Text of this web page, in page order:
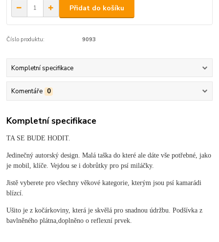
Přidat do košíku
Číslo produktu: 9093
Kompletní specifikace
Komentáře 0
Kompletní specifikace
TA SE BUDE HODIT.
Jedinečný autorský design. Malá taška do které ale dáte vše potřebné, jako
je mobil, klíče. Vejdou se i dobrůtky pro psí miláčky.
Jistě vyberete pro všechny věkové kategorie, kterým jsou psí kamarádi
blízcí.
Ušito je z kočárkoviny, která je skvělá pro snadnou údržbu. Podšívka z
bavlněného plátna,doplněno o reflexní prvek.